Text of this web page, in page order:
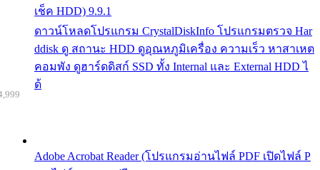
เช็ค HDD) 9.9.1
ดาวน์โหลดโปรแกรม CrystalDiskInfo โปรแกรมตรวจ Har
ddisk ดู สถานะ HDD ดูอุณหภูมิเครื่อง ความเร็ว หาสาเหต
คอมพัง ดูฮาร์ดดิสก์ SSD ทั้ง Internal และ External HDD ไ
ด้
Adobe Acrobat Reader (โปรแกรมอ่านไฟล์ PDF เปิดไฟล์ P